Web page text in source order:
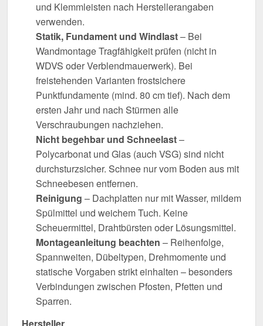
und Klemmleisten nach Herstellerangaben
verwenden.
Statik, Fundament und Windlast– Bei
Wandmontage Tragfähigkeit prüfen (nicht in
WDVS oder Verblendmauerwerk). Bei
freistehenden Varianten frostsichere
Punktfundamente (mind. 80 cm tief). Nach dem
ersten Jahr und nach Stürmen alle
Verschraubungen nachziehen.
Nicht begehbar und Schneelast–
Polycarbonat und Glas (auch VSG) sind nicht
durchsturzsicher. Schnee nur vom Boden aus mit
Schneebesen entfernen.
Reinigung – Dachplatten nur mit Wasser, mildem
Spülmittel und weichem Tuch. Keine
Scheuermittel, Drahtbürsten oder Lösungsmittel.
Montageanleitung beachten – Reihenfolge,
Spannweiten, Dübeltypen, Drehmomente und
statische Vorgaben strikt einhalten – besonders
Verbindungen zwischen Pfosten, Pfetten und
Sparren.